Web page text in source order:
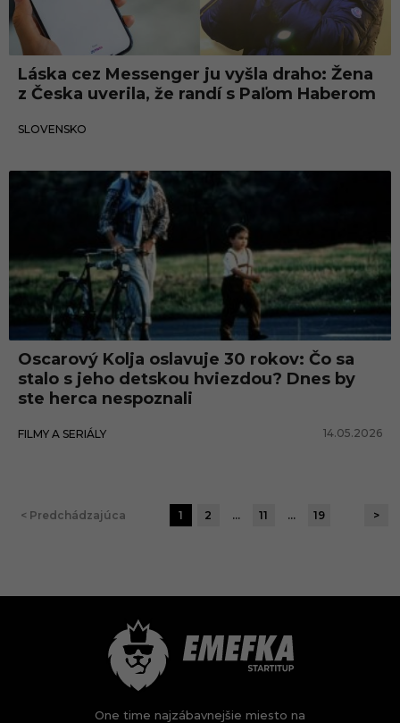
Láska cez Messenger ju vyšla draho: Žena
z Česka uverila, že randí s Paľom Haberom
SLOVENSKO
Oscarový Kolja oslavuje 30 rokov: Čo sa
stalo s jeho detskou hviezdou? Dnes by
ste herca nespoznali
FILMY A SERIÁLY 14.05.2026
< Predchádzajúca 1 2 … 11 … 19 >
One time najzábavnejšie miesto na